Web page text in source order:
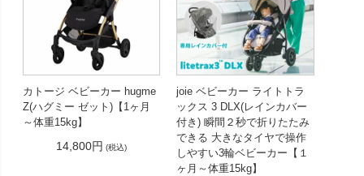
カトージ ベビーカー hugme
Z(ハグミー ゼット)【1ヶ月
～体重15kg】
14,800円 (税込)
joie ベビーカー ライトトラ
ックス 3 DLX(レインカバー
付き) 瞬間２秒で折りたたみ
できる 大きなタイヤで操作
しやすい3輪ベビーカー【１
ヶ月～体重15kg】